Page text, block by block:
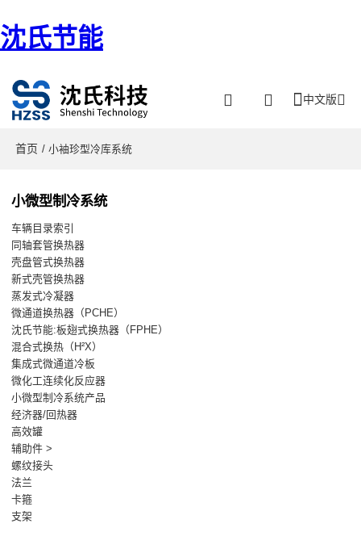
沈氏节能
中文版
首页 / 小袖珍型冷库系统
小微型制冷系统
车辆目录索引
同轴套管换热器
壳盘管式换热器
新式壳管换热器
蒸发式冷凝器
微通道换热器（PCHE）
沈氏节能:板翅式换热器（FPHE）
混合式换热（H²X）
集成式微通道冷板
微化工连续化反应器
小微型制冷系统产品
经济器/回热器
高效罐
辅助件 >
螺纹接头
法兰
卡箍
支架